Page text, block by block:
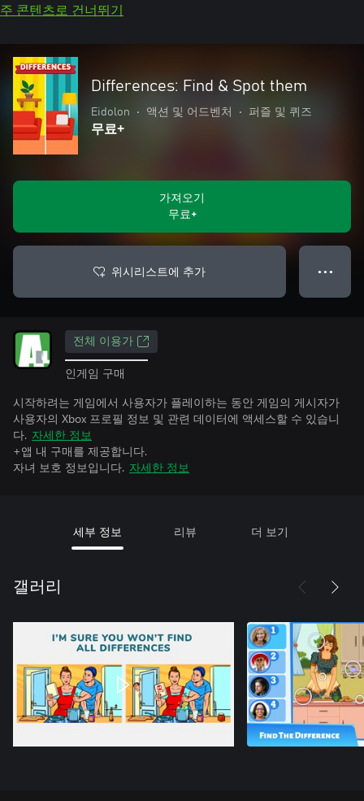
주 콘텐츠로 건너뛰기
Differences: Find & Spot them
Eidolon • 액션 및 어드벤처 • 퍼즐 및 퀴즈
무료+
가져오기
무료+
위시리스트에 추가 ● ● ●
전체 이용가
인게임 구매
시작하려는 게임에서 사용자가 플레이하는 동안 게임의 게시자가
사용자의 Xbox 프로필 정보 및 관련 데이터에 액세스할 수 있습니
다. 자세한 정보
+앱 내 구매를 제공합니다.
자녀 보호 정보입니다. 자세한 정보
세부 정보 리뷰 더 보기
갤러리